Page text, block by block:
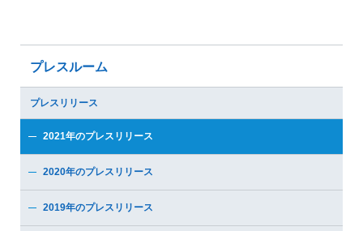
プレスルーム
プレスリリース
2021年のプレスリリース
2020年のプレスリリース
2019年のプレスリリース